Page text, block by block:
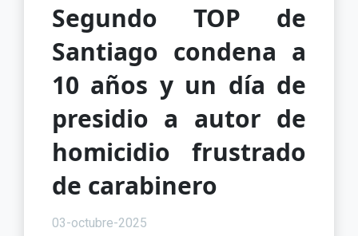
Segundo TOP de
Santiago condena a
10 años y un día de
presidio a autor de
homicidio frustrado
de carabinero
03-octubre-2025